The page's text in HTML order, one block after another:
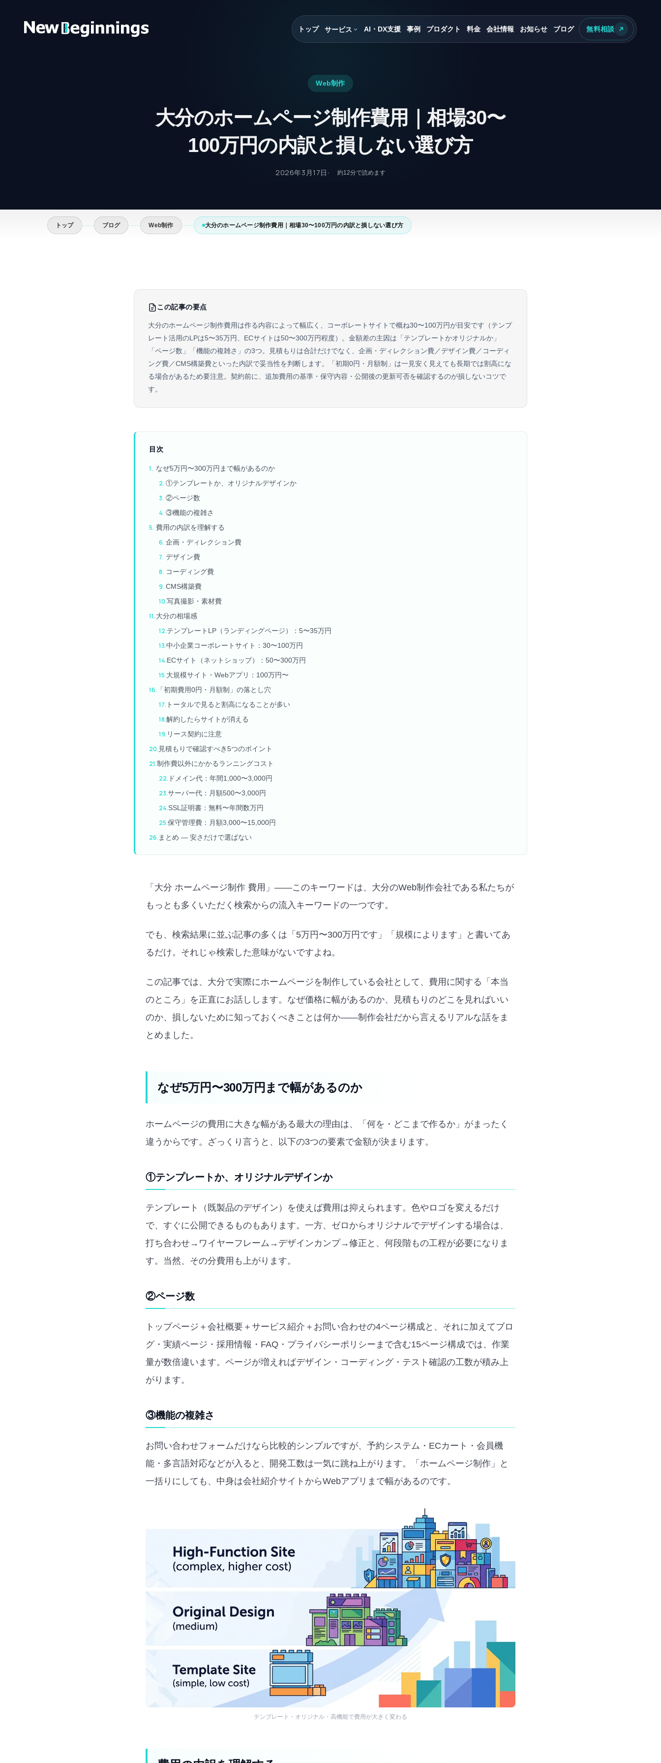
トップ サービス AI・DX支援 事例 プロダクト 料金 会社情報 お知らせ ブログ 無料相談
Web制作
大分のホームページ制作費用｜相場30〜
100万円の内訳と損しない選び方
2026年3月17日 約12分で読めます
トップ ブログ Web制作 大分のホームページ制作費用｜相場30〜100万円の内訳と損しない選び方
この記事の要点
大分のホームページ制作費用は作る内容によって幅広く、コーポレートサイトで概ね30〜100万円が目安です（テンプ
レート活用のLPは5〜35万円、ECサイトは50〜300万円程度）。金額差の主因は「テンプレートかオリジナルか」
「ページ数」「機能の複雑さ」の3つ。見積もりは合計だけでなく、企画・ディレクション費／デザイン費／コーディ
ング費／CMS構築費といった内訳で妥当性を判断します。「初期0円・月額制」は一見安く見えても長期では割高にな
る場合があるため要注意。契約前に、追加費用の基準・保守内容・公開後の更新可否を確認するのが損しないコツで
す。
目次
なぜ5万円〜300万円まで幅があるのか
①テンプレートか、オリジナルデザインか
②ページ数
③機能の複雑さ
費用の内訳を理解する
企画・ディレクション費
デザイン費
コーディング費
CMS構築費
写真撮影・素材費
大分の相場感
テンプレートLP（ランディングページ）：5〜35万円
中小企業コーポレートサイト：30〜100万円
ECサイト（ネットショップ）：50〜300万円
大規模サイト・Webアプリ：100万円〜
「初期費用0円・月額制」の落とし穴
トータルで見ると割高になることが多い
解約したらサイトが消える
リース契約に注意
見積もりで確認すべき5つのポイント
制作費以外にかかるランニングコスト
ドメイン代：年間1,000〜3,000円
サーバー代：月額500〜3,000円
SSL証明書：無料〜年間数万円
保守管理費：月額3,000〜15,000円
まとめ — 安さだけで選ばない
「大分 ホームページ制作 費用」——このキーワードは、大分のWeb制作会社である私たちが
もっとも多くいただく検索からの流入キーワードの一つです。
でも、検索結果に並ぶ記事の多くは「5万円〜300万円です」「規模によります」と書いてあ
るだけ。それじゃ検索した意味がないですよね。
この記事では、大分で実際にホームページを制作している会社として、費用に関する「本当
のところ」を正直にお話しします。なぜ価格に幅があるのか、見積もりのどこを見ればいい
のか、損しないために知っておくべきことは何か——制作会社だから言えるリアルな話をま
とめました。
なぜ5万円〜300万円まで幅があるのか
ホームページの費用に大きな幅がある最大の理由は、「何を・どこまで作るか」がまったく
違うからです。ざっくり言うと、以下の3つの要素で金額が決まります。
①テンプレートか、オリジナルデザインか
テンプレート（既製品のデザイン）を使えば費用は抑えられます。色やロゴを変えるだけ
で、すぐに公開できるものもあります。一方、ゼロからオリジナルでデザインする場合は、
打ち合わせ→ワイヤーフレーム→デザインカンプ→修正と、何段階もの工程が必要になりま
す。当然、その分費用も上がります。
②ページ数
トップページ＋会社概要＋サービス紹介＋お問い合わせの4ページ構成と、それに加えてブロ
グ・実績ページ・採用情報・FAQ・プライバシーポリシーまで含む15ページ構成では、作業
量が数倍違います。ページが増えればデザイン・コーディング・テスト確認の工数が積み上
がります。
③機能の複雑さ
お問い合わせフォームだけなら比較的シンプルですが、予約システム・ECカート・会員機
能・多言語対応などが入ると、開発工数は一気に跳ね上がります。「ホームページ制作」と
一括りにしても、中身は会社紹介サイトからWebアプリまで幅があるのです。
テンプレート・オリジナル・高機能で費用が大きく変わる